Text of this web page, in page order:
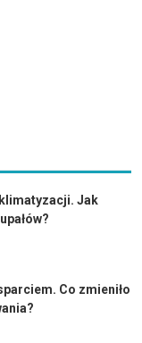
klimatyzacji. Jak
Co zmieniło